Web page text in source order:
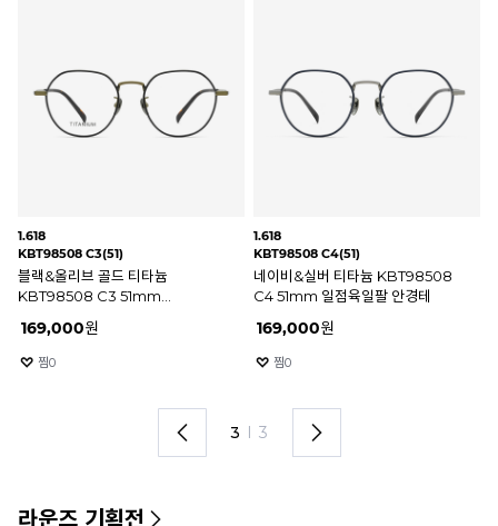
1.618
KBT98608 C2(50)
브라운 티타늄 KBT98608 C2
50mm 일점육일팔 안경테
169,000원
찜0
1.618
KBT98508 C1(51)
블랙&그레이 티타늄 KBT98508
C1 51mm 일점육일팔 안경테
169,000원
찜1
1 3
라운즈 기획전